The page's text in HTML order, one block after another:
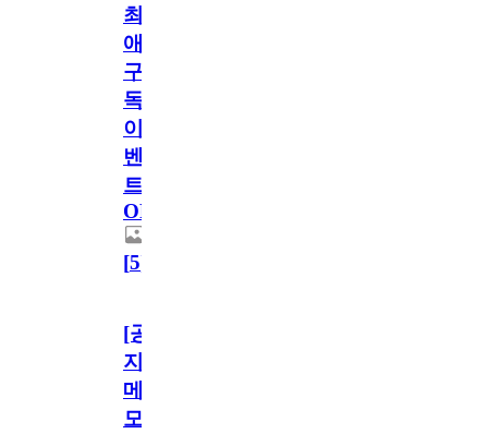
최
애
구
독
이
벤
트
OPEN!
[5]
[공
지]
메
모